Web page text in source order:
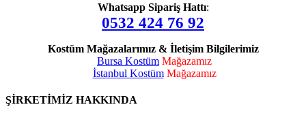
Whatsapp Sipariş Hattı:
0532 424 76 92
Kostüm Mağazalarımız & İletişim Bilgilerimiz
Bursa Kostüm Mağazamız
İstanbul Kostüm Mağazamız
ŞİRKETİMİZ HAKKINDA